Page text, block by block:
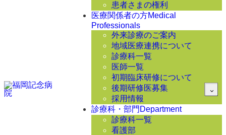
患者さまの権利
医療関係者の方Medical
Professionals
外来診療のご案内
地域医療連携について
診療科一覧
医師一覧
初期臨床研修について
後期研修医募集
採用情報
診療科・部門 Department
診療科一覧
看護部